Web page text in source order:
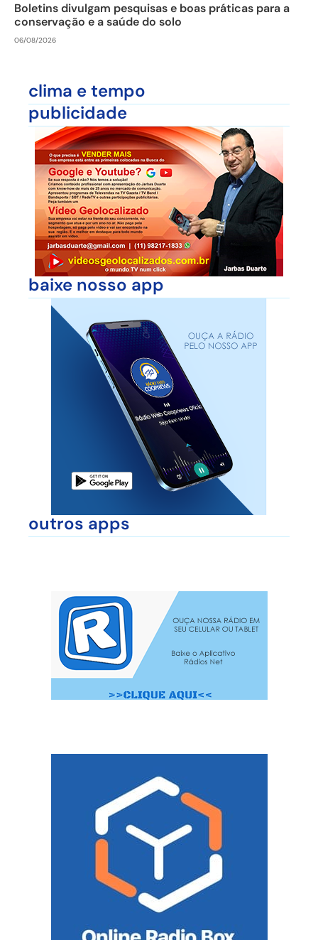
Boletins divulgam pesquisas e boas práticas para a
conservação e a saúde do solo
06/08/2026
clima e tempo
publicidade
baixe nosso app
outros apps